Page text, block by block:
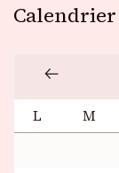
Calendrier
L M